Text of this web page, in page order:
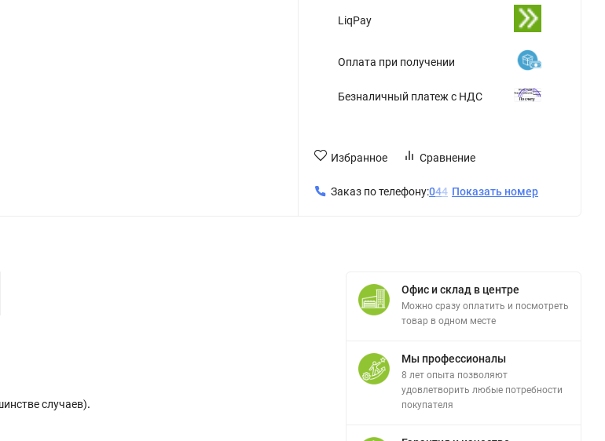
LiqPay
Оплата при получении
Безналичный платеж с НДС
Избранное Сравнение
Заказ по телефону:044 Показать номер
случаев).
Офис и склад в центре
Можно сразу оплатить и посмотреть
товар в одном месте
Мы профессионалы
8 лет опыта позволяют
удовлетворить любые потребности
покупателя